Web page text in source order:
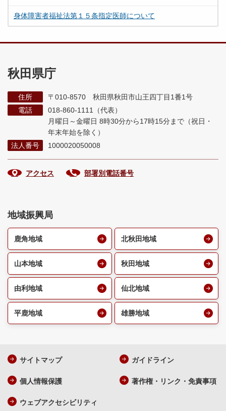
身体障害者福祉法第１５条指定医師について
秋田県庁
住所
〒010-8570 秋田県秋田市山王四丁目1番1号
電話
018-860-1111（代表）
月曜日～金曜日 8時30分から17時15分まで （祝日・
年末年始を除く）
法人番号
1000020050008
アクセス 部署別電話番号
地域振興局
鹿角地域 北秋田地域
山本地域 秋田地域
由利地域 仙北地域
平鹿地域 雄勝地域
サイトマップ ガイドライン
個人情報保護 著作権・リンク・免責事項
ウェブアクセシビリティ